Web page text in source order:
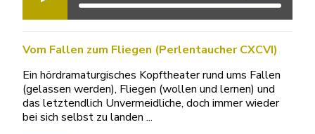
Vom Fallen zum Fliegen (Perlentaucher CXCVI)
Ein hördramaturgisches Kopftheater rund ums Fallen
(gelassen werden), Fliegen (wollen und lernen) und
das letztendlich Unvermeidliche, doch immer wieder
bei sich selbst zu landen ...